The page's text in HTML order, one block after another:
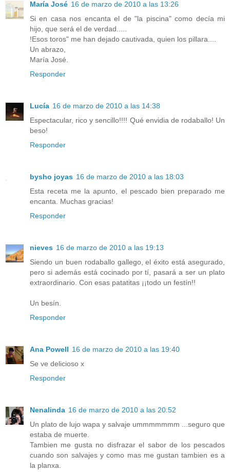
María José 16 de marzo de 2010 a las 13:26
Si en casa nos encanta el de "la piscina" como decía mi
hijo, que será el de verdad.....
!Esos toros" me han dejado cautivada, quien los pillara....
Un abrazo,
María José.
Responder
Lucía 16 de marzo de 2010 a las 14:38
Espectacular, rico y sencillo!!!! Qué envidia de rodaballo! Un
beso!
Responder
bysho joyas 16 de marzo de 2010 a las 18:03
Esta receta me la apunto, el pescado bien preparado me
encanta. Muchas gracias!
Responder
nieves 16 de marzo de 2010 a las 19:13
Siendo un buen rodaballo gallego, el éxito está asegurado,
pero si además está cocinado por tí, pasará a ser un plato
extraordinario. Con esas patatitas ¡¡todo un festín!!
Un besín.
Responder
Ana Powell 16 de marzo de 2010 a las 19:40
Se ve delicioso x
Responder
Nenalinda 16 de marzo de 2010 a las 20:52
Un plato de lujo wapa y salvaje ummmmmmm ...seguro que
estaba de muerte.
Tambien me gusta no disfrazar el sabor de los pescados
cuando son salvajes y como mas me gustan tambien es a
la planxa.